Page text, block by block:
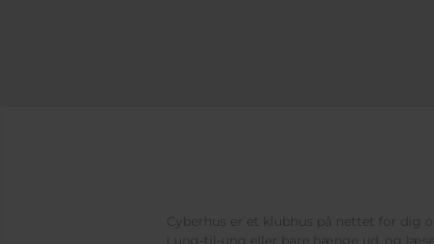
Cyberhus er et klubhus på nettet for dig
i ung-til-ung eller bare hænge ud, og